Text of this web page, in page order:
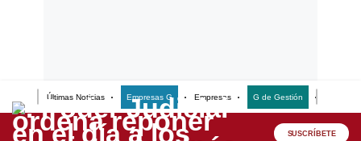
Últimas Noticias Empresas G Empresas G de Gestión
Lo último
Peru Quiosco SUSCRÍBETE